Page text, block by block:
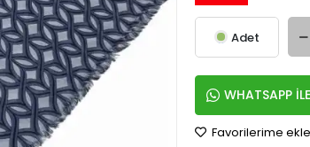
Adet
WHATSAPP
Favorilerime ekle